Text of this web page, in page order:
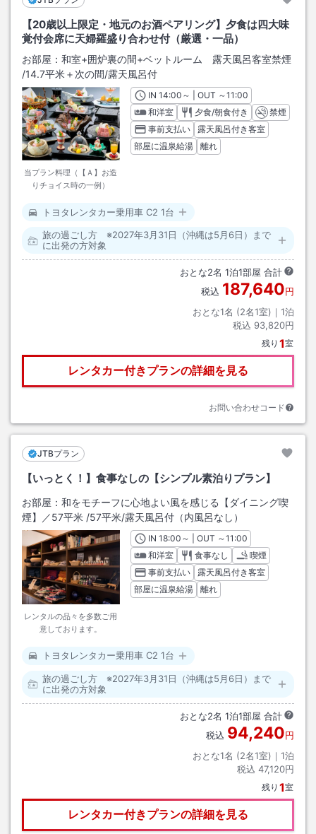
【20歳以上限定・地元のお酒ペアリング】夕食は四大味
覚付会席に天婦羅盛り合わせ付（厳選・一品）
お部屋： 和室+囲炉裏の間+ベットルーム 露天風呂客室禁煙
/14.7平米＋次の間/露天風呂付
当プラン料理（【Ａ】お造
りチョイス時の一例）
INチェックイン
14:00 ～ | OUT チェックアウト
～11:00
和洋室
夕食/朝食付き
禁煙
事前支払い
露天風呂付き客室
部屋に温泉給湯
離れ
トヨタレンタカー乗用車 C2 1台
旅の過ごし方 ※2027年3月31日（沖縄は5月6日）まで
に出発の方対象
おとな2名 1泊1部屋 合計
税込 187,640円
おとな1名 (2名1室)｜ 1泊
税込 93,820円
残り 1室
レンタカー付きプランの詳細を見る
お問い合わせコード
JTBプラン
【いっとく！】食事なしの【シンプル素泊りプラン】
お部屋： 和をモチーフに心地よい風を感じる【ダイニング喫
煙】／57平米 /57平米/露天風呂付（内風呂なし）
レンタルの品々を多数ご用
意しております。
INチェックイン
18:00 ～ | OUT チェックアウト
～11:00
和洋室
食事なし
喫煙
事前支払い
露天風呂付き客室
部屋に温泉給湯
離れ
トヨタレンタカー乗用車 C2 1台
旅の過ごし方 ※2027年3月31日（沖縄は5月6日）まで
に出発の方対象
おとな2名 1泊1部屋 合計
税込 94,240円
おとな1名 (2名1室)｜ 1泊
税込 47,120円
残り 1室
レンタカー付きプランの詳細を見る